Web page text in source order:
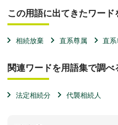
この用語に出てきたワード
相続放棄 直系尊属 直系
関連ワードを用語集で調べ
法定相続分 代襲相続人